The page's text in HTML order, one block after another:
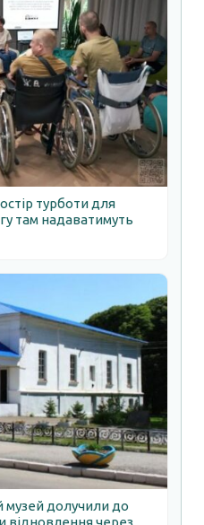
турботи для
там надаватимуть
музей долучили до
відновлення через